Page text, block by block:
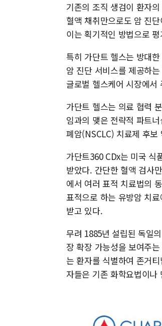
기존의 조직 생검이 환자
혈액 채취만으로도 암 진
이는 획기적인 방법으로
특히 가단트 헬스는 방대
암 진단 서비스를 제공하
글로벌 헬스케어 시장에서
가단트 헬스는 의료 협력
임과의 맺은 전략적 파트
폐암(NSCLC) 치료제 후
가단트360 CDx는 미국 식
받았다. 간단한 혈액 검사
에서 여러 표적 치료법의
표적으로 하는 유방암 치
받고 있다.
무려 1885년 설립된 독일
장 확장 가능성을 보여주
는 환자를 식별하여 존거
자들은 기존 화학요법이